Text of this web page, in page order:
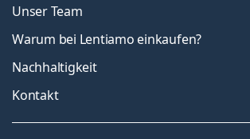
Unser Team
Warum bei Lentiamo einkaufen?
Nachhaltigkeit
Kontakt